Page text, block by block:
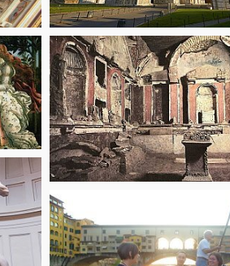
starting from
89.10
starting from
58.50